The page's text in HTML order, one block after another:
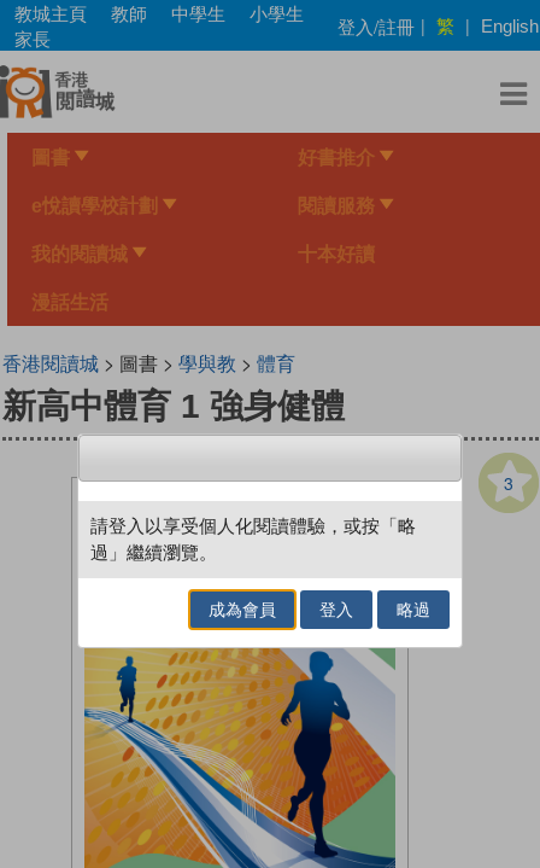
Skip
main
content
教城主頁 教師 中學生
小學生
家長
登入/註冊 | 繁 | English
圖書 好書推介
e悅讀學校計劃 閱讀服務
我的閱讀城 十本好讀
漫話生活
香港閱讀城> 圖書 > 學與教 > 體育
新高中體育 1 強身健體
3
請登入以享受個人化閱讀體驗，或按「略
過」繼續瀏覽。
成為會員 登入 略過